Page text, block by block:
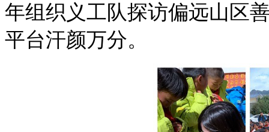
年组织义工队探访偏远山区
平台汗颜万分。